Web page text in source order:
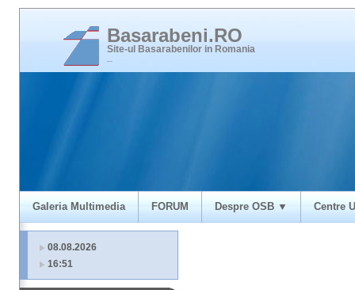
Basarabeni.RO
Site-ul Basarabenilor in Romania
Galeria Multimedia FORUM Despre OSB ▼ Centre
08.08.2026
16:51